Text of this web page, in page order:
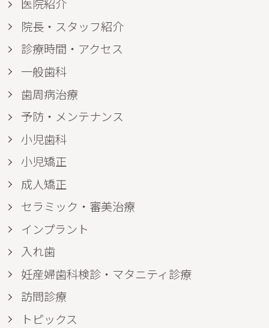
医院紹介
院長・スタッフ紹介
診療時間・アクセス
一般歯科
歯周病治療
予防・メンテナンス
小児歯科
小児矯正
成人矯正
セラミック・審美治療
インプラント
入れ歯
妊産婦歯科検診・マタニティ診療
訪問診療
トピックス